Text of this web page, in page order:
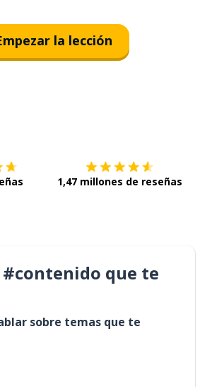
la lección
1,47 millones de reseñas
#contenido que te
sobre temas que te